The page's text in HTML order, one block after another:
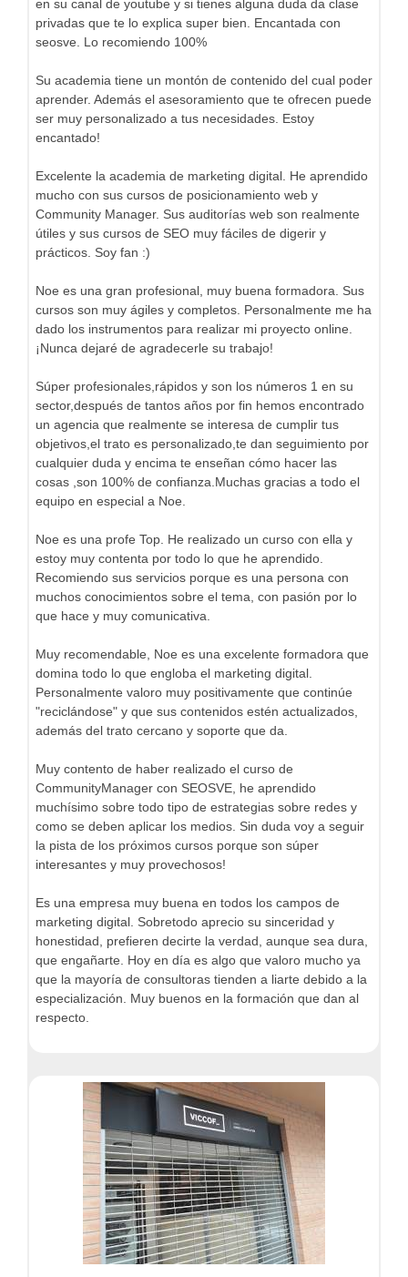
en su canal de youtube y si tienes alguna duda da clase
privadas que te lo explica super bien. Encantada con
seosve. Lo recomiendo 100%
Su academia tiene un montón de contenido del cual poder
aprender. Además el asesoramiento que te ofrecen puede
ser muy personalizado a tus necesidades. Estoy
encantado!
Excelente la academia de marketing digital. He aprendido
mucho con sus cursos de posicionamiento web y
Community Manager. Sus auditorías web son realmente
útiles y sus cursos de SEO muy fáciles de digerir y
prácticos. Soy fan :)
Noe es una gran profesional, muy buena formadora. Sus
cursos son muy ágiles y completos. Personalmente me ha
dado los instrumentos para realizar mi proyecto online.
¡Nunca dejaré de agradecerle su trabajo!
Súper profesionales,rápidos y son los números 1 en su
sector,después de tantos años por fin hemos encontrado
un agencia que realmente se interesa de cumplir tus
objetivos,el trato es personalizado,te dan seguimiento por
cualquier duda y encima te enseñan cómo hacer las
cosas ,son 100% de confianza.Muchas gracias a todo el
equipo en especial a Noe.
Noe es una profe Top. He realizado un curso con ella y
estoy muy contenta por todo lo que he aprendido.
Recomiendo sus servicios porque es una persona con
muchos conocimientos sobre el tema, con pasión por lo
que hace y muy comunicativa.
Muy recomendable, Noe es una excelente formadora que
domina todo lo que engloba el marketing digital.
Personalmente valoro muy positivamente que continúe
"reciclándose" y que sus contenidos estén actualizados,
además del trato cercano y soporte que da.
Muy contento de haber realizado el curso de
CommunityManager con SEOSVE, he aprendido
muchísimo sobre todo tipo de estrategias sobre redes y
como se deben aplicar los medios. Sin duda voy a seguir
la pista de los próximos cursos porque son súper
interesantes y muy provechosos!
Es una empresa muy buena en todos los campos de
marketing digital. Sobretodo aprecio su sinceridad y
honestidad, prefieren decirte la verdad, aunque sea dura,
que engañarte. Hoy en día es algo que valoro mucho ya
que la mayoría de consultoras tienden a liarte debido a la
especialización. Muy buenos en la formación que dan al
respecto.